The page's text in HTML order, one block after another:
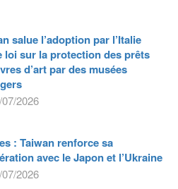
salue l’adoption par l’Italie
loi sur la protection des prêts
d’art par des musées
2026
: Taiwan renforce sa
avec le Japon et l’Ukraine
2026